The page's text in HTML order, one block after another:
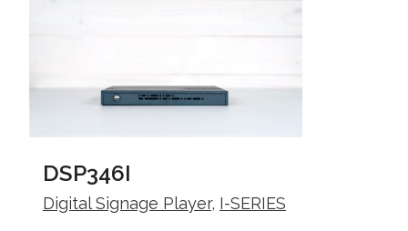
DSP346I
Digital Signage Player, I-SERIES